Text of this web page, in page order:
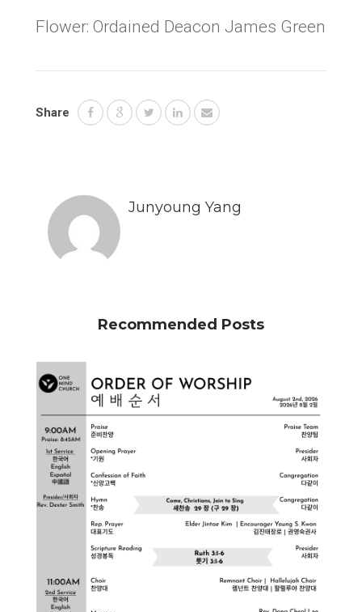
Flower: Ordained Deacon James Green
Share
Junyoung Yang
Recommended Posts